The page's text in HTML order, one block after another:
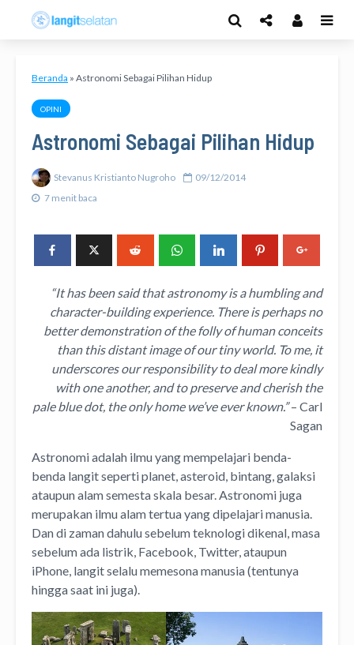
Beranda » Astronomi Sebagai Pilihan Hidup
OPINI
Astronomi Sebagai Pilihan Hidup
Stevanus Kristianto Nugroho
09/12/2014
7 menit baca
“It has been said that astronomy is a humbling and
character-building experience. There is perhaps no
better demonstration of the folly of human conceits
than this distant image of our tiny world. To me, it
underscores our responsibility to deal more kindly
with one another, and to preserve and cherish the
pale blue dot, the only home we’ve ever known.”– Carl
Sagan
Astronomi adalah ilmu yang mempelajari benda-
benda langit seperti planet, asteroid, bintang, galaksi
ataupun alam semesta skala besar. Astronomi juga
merupakan ilmu alam tertua yang dipelajari manusia.
Dan di zaman dahulu sebelum teknologi dikenal, masa
sebelum ada listrik, Facebook, Twitter, ataupun
iPhone, langit selalu memesona manusia (tentunya
hingga saat ini juga).